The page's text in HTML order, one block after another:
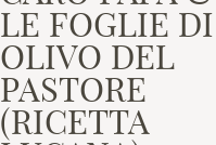
LE FOGLIE DI
OLIVO DEL
PASTORE
(RICETTA